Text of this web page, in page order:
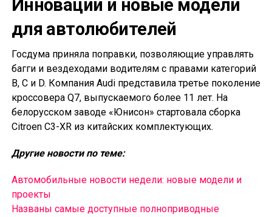
Инновации и новые модели
для автолюбителей
Госдума приняла поправки, позволяющие управлять
багги и вездеходами водителям с правами категорий
B, C и D. Компания Audi представила третье поколение
кроссовера Q7, выпускаемого более 11 лет. На
белорусском заводе «Юнисон» стартовала сборка
Citroen C3-XR из китайских комплектующих.
Другие новости по теме:
Автомобильные новости недели: новые модели и
проекты
Названы самые доступные полноприводные